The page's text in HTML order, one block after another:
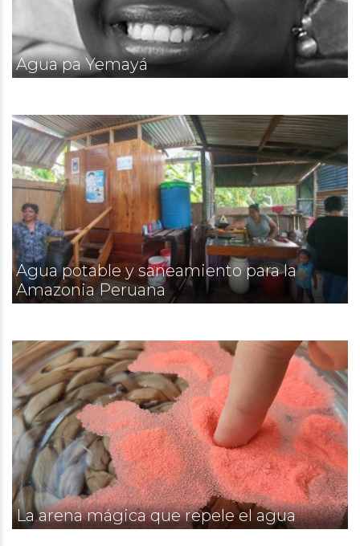
Agua pa Yemayá
Agua potable y saneamiento para la
Amazonia Peruana
La arena mágica que repele el agua